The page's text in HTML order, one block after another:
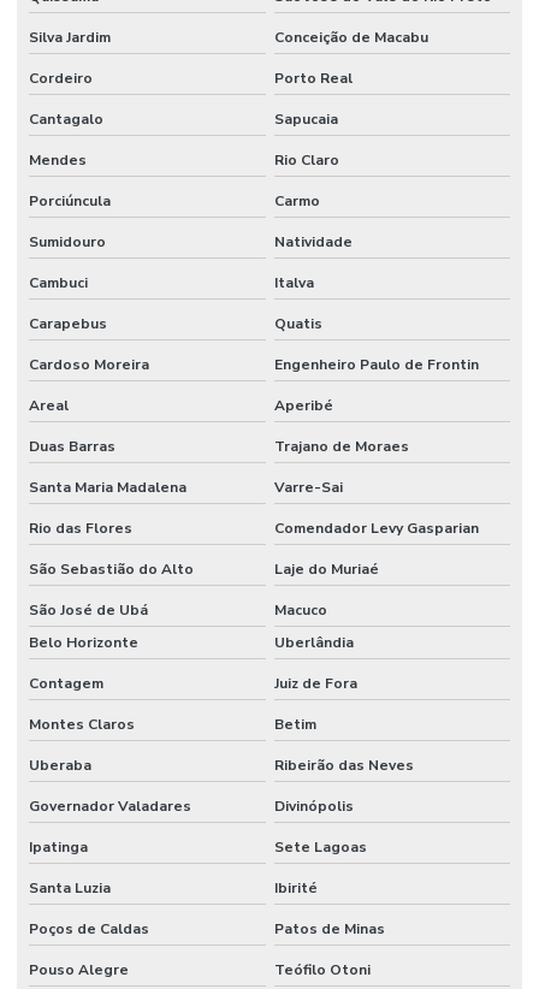
Silva Jardim Conceição de Macabu
Cordeiro Porto Real
Cantagalo Sapucaia
Mendes Rio Claro
Porciúncula Carmo
Sumidouro Natividade
Cambuci Italva
Carapebus Quatis
Cardoso Moreira Engenheiro Paulo de Frontin
Areal Aperibé
Duas Barras Trajano de Moraes
Santa Maria Madalena Varre-Sai
Rio das Flores Comendador Levy Gasparian
São Sebastião do Alto Laje do Muriaé
São José de Ubá
Macuco
Belo Horizonte
Uberlândia
Contagem Juiz de Fora
Montes Claros Betim
Uberaba Ribeirão das Neves
Governador Valadares Divinópolis
Ipatinga Sete Lagoas
Santa Luzia Ibirité
Poços de Caldas Patos de Minas
Pouso Alegre Teófilo Otoni